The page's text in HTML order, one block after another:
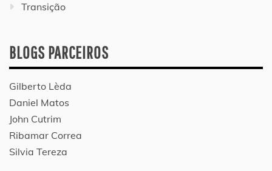
Transição
BLOGS PARCEIROS
Gilberto Lèda
Daniel Matos
John Cutrim
Ribamar Correa
Silvia Tereza